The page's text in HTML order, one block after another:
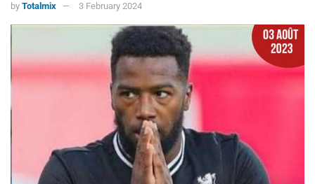
by Totalmix 3 February 2024